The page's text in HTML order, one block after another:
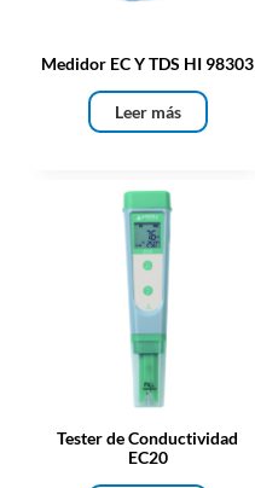
Medidor EC Y TDS HI 98303
Leer más
Tester de Conductividad
EC20